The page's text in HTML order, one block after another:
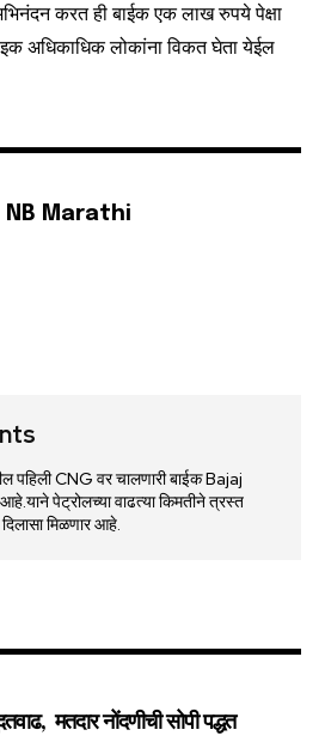
करत ही बाईक एक लाख रुपये पेक्षा
अधिकाधिक लोकांना विकत घेता येईल
NB Marathi
CNG वर चालणारी बाईक Bajaj
पेट्रोलच्या वाढत्या किमतीने त्रस्त
दिलासा मिळणार आहे.
मतदार नोंदणीची सोपी पद्धत